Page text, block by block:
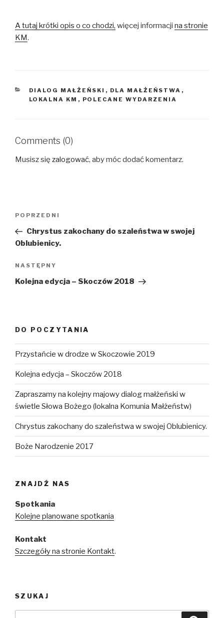
A tutaj krótki opis o co chodzi, więcej informacji na stronie
KM.
KATEGORIE
DIALOG MAŁŻEŃSKI , DLA MAŁŻEŃSTWA ,
LOKALNA KM , POLECANE WYDARZENIA
Comments (0)
Musisz się zalogować, aby móc dodać komentarz.
Poprzedni
wpis
POPRZEDNI
Chrystus zakochany do szaleństwa w swojej
Oblubienicy.
Następny
wpis
NASTĘPNY
Kolejna edycja – Skoczów 2018
DO POCZYTANIA
Przystańcie w drodze w Skoczowie 2019
Kolejna edycja – Skoczów 2018
Zapraszamy na kolejny majowy dialog małżeński w
świetle Słowa Bożego (lokalna Komunia Małżeństw)
Chrystus zakochany do szaleństwa w swojej Oblubienicy.
Boże Narodzenie 2017
ZNAJDŹ NAS
Spotkania
Kolejne planowane spotkania
Kontakt
Szczegóły na stronie Kontakt.
SZUKAJ